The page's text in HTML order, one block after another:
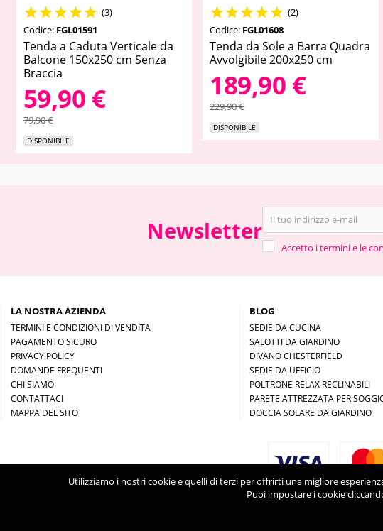
Utilizziamo i nostri cookie e quelli di terzi per offrirti una migliore
Puoi impostare i cookie
 (3)
Codice: FGL01591
Tenda a Caduta Verticale da
Balcone 150x250 cm Senza
Braccia
59,90 €
79,90 €
DISPONIBILE
 (2)
Codice: FGL01608
Tenda da Sole a Barra Quadra
Avvolgibile 200x250 cm
189,90 €
229,90 €
DISPONIBILE
Newsletter
Accetto i termini e le
LA NOSTRA AZIENDA
TERMINI E CONDIZIONI DI VENDITA
PAGAMENTO SICURO
PRIVACY POLICY
DOMANDE FREQUENTI
CHI SIAMO
CONTATTACI
MAPPA DEL SITO
BLOG
SEDIE DA CUCINA
SALOTTI DA GIARDINO
DIVANO CHESTERFIELD
SEDIE DA UFFICIO
POLTRONE RELAX RECLINABILI
PARETE ATTREZZATA PER
DOCCIA SOLARE DA GIARDINO